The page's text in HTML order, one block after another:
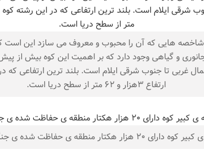
شاخصه هایی که آن را محبوب و معروف می سازد این است
و گیاهی وجود دارد که بر اهمیت این کوه بیش از
از شمال غربی تا جنوب شرقی ایلام است. بلند ترین ارتفاعی
ارتفاع ۳هزار و ۶۲ متر از سطح دریا است.
۲۰ هزار هکتار منطقه ی حفاظت شده ی جنگلی است.